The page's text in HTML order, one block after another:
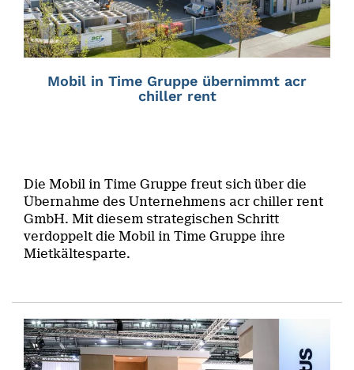
Mobil in Time Gruppe übernimmt acr
chiller rent
Die Mobil in Time Gruppe freut sich über die
Übernahme des Unternehmens acr chiller rent
GmbH. Mit diesem strategischen Schritt
verdoppelt die Mobil in Time Gruppe ihre
Mietkältesparte.